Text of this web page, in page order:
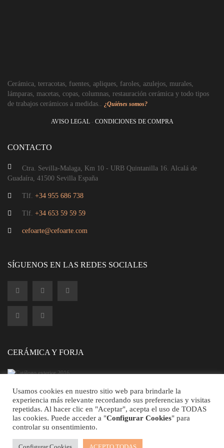
Cabecero
Cerámica, terracotas, fuentes, apliques, faroles, azulejos, murales,
lámparas, macetas, copas, columnas, restauración cerámica y todo tipos
de trabajos cerámicos a medidas.. ¿Quiénes somos?
AVISO LEGAL- CONDICIONES DE COMPRA
CONTACTO
Ctra. Sevilla-Malaga, Km 10 - URB Quintanilla 16. Alcalá de
Guadaíra, 41500 Sevilla España
Tlf. +34 955 686 738
Tlf. +34 653 59 59 59
cefoarte@cefoarte.com
SÍGUENOS EN LAS REDES SOCIALES
CERÁMICA Y FORJA
©2026 CEFOARTE - Todos los Derechos Reservados.
Usamos cookies en nuestro sitio web para brindarle la
experiencia más relevante recordando sus preferencias y visitas
repetidas. Al hacer clic en "Aceptar", acepta el uso de TODAS
las cookies. Puede acceder a "Configurar Cookies" para
controlar su onsentimiento.